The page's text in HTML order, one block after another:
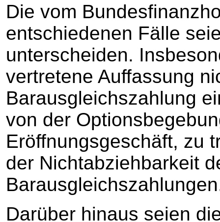
Die vom
entschiedenen Fälle
unterscheiden.
vertretene Auffassung
Barausgleichszahlung
von der
Eröffnungsgeschäft, zu
der Nichtabziehbarkeit
Darüber hinaus seien